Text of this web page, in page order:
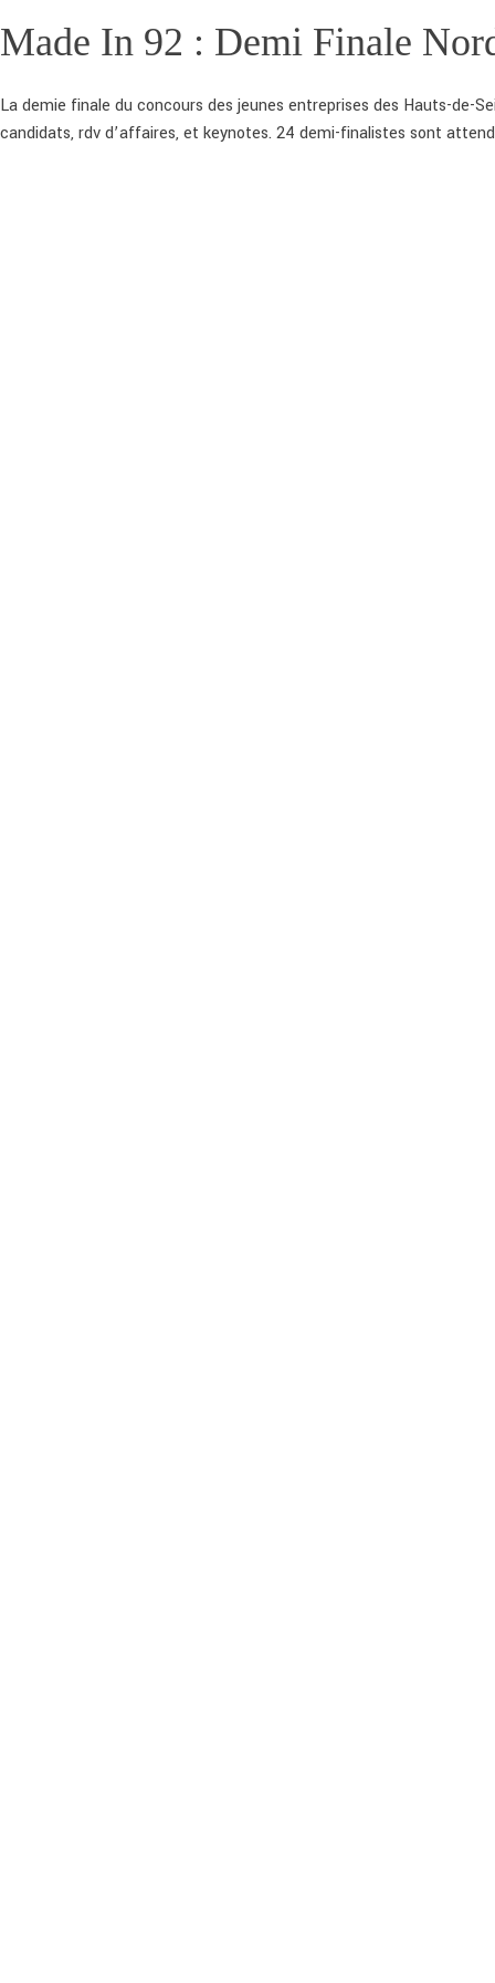
Made In 92 : Demi Finale
La demie finale du concours des jeunes entreprises des Hauts-de-
candidats, rdv d’affaires, et keynotes. 24 demi-finalistes sont